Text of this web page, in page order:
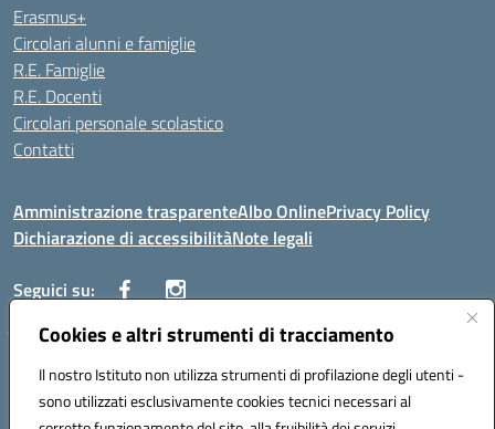
Cookies e altri strumenti di tracciamento
Il nostro Istituto non utilizza strumenti di profilazione degli utenti -
sono utilizzati esclusivamente cookies tecnici necessari al
Erasmus+
Circolari alunni e famiglie
R.E. Famiglie
R.E. Docenti
Circolari personale scolastico
Contatti
Amministrazione trasparenteAlbo OnlinePrivacy Policy
Dichiarazione di accessibilitàNote legali
Seguici su:
VIALE ITALIA , 13 91011 ALCAMO (TP)
Codice univoco ufficio: UF3YCL